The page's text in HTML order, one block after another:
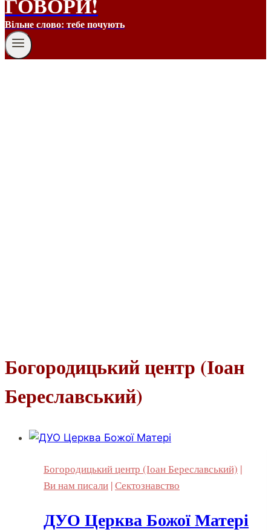
Вільне слово: тебе почують
Богородицький центр (Іоан
Береславський)
Богородицький центр (Іоан Береславський) |
Ви нам писали |Сектознавство
ДУО Церква Божої Матері